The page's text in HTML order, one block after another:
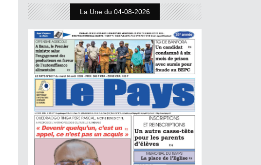
La Une du 04-08-2026